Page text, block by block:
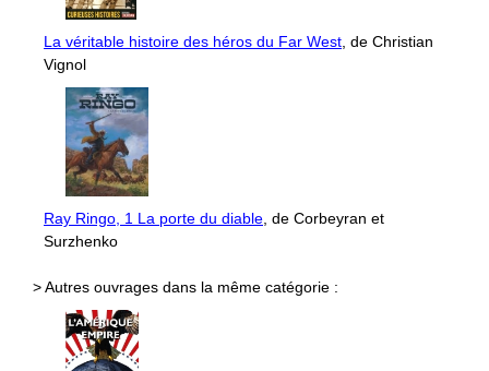
La véritable histoire des héros du Far West, de Christian
Vignol
Ray Ringo, 1 La porte du diable, de Corbeyran et
Surzhenko
> Autres ouvrages dans la même catégorie :